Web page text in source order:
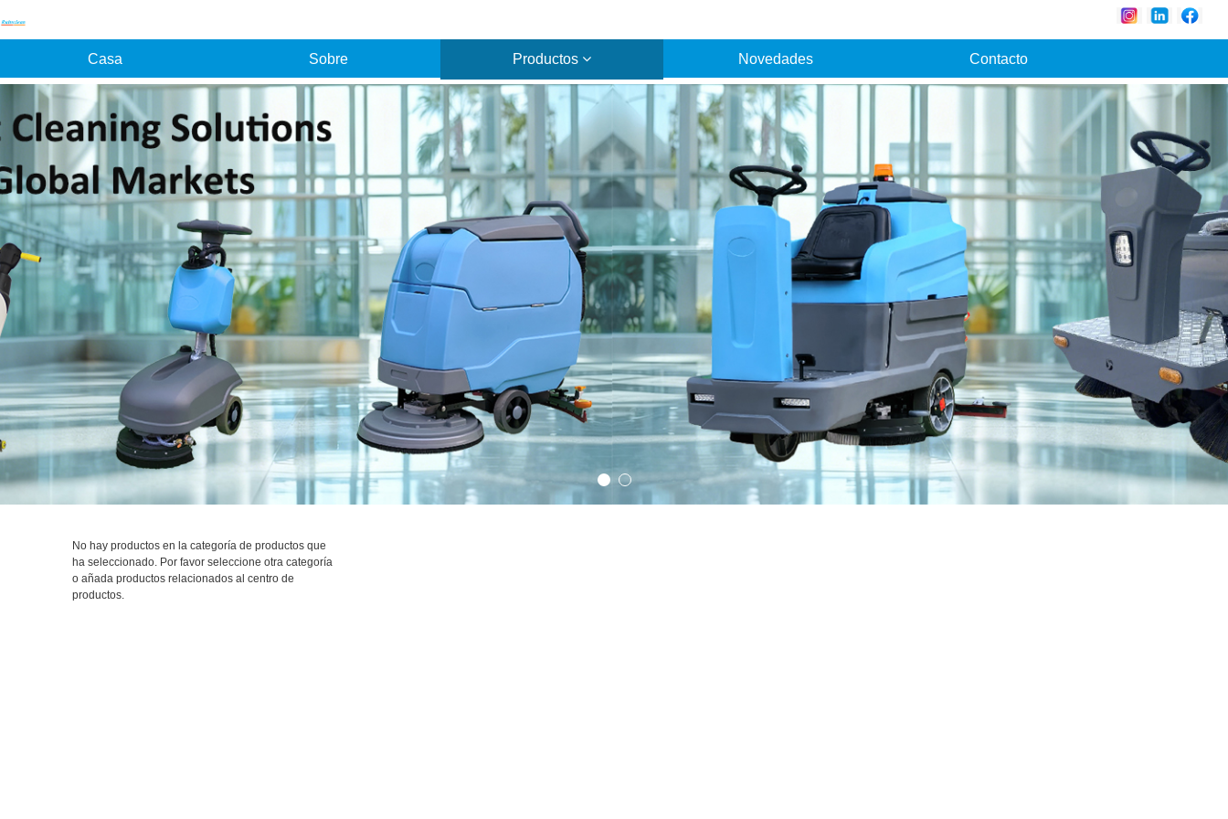
Casa Sobre Productos Novedades Contacto
No hay productos en la categoría de productos que
ha seleccionado. Por favor seleccione otra categoría
o añada productos relacionados al centro de
productos.